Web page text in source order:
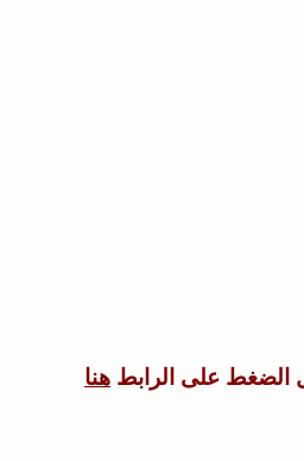
الضغط على الرابط هنا